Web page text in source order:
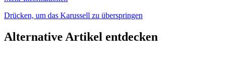
Drücken, um das Karussell zu überspringen
Alternative Artikel entdecken